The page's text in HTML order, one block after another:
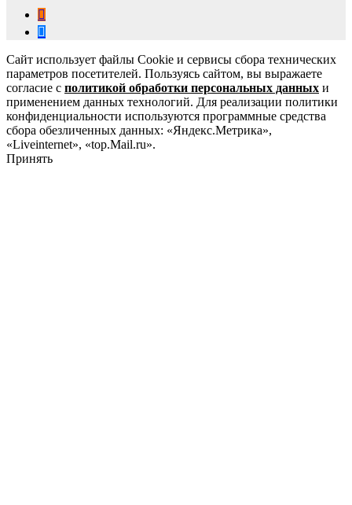
Сайт использует файлы Cookie и сервисы сбора технических
параметров посетителей. Пользуясь сайтом, вы выражаете
согласие с политикой обработки персональных данных и
применением данных технологий. Для реализации политики
конфиденциальности используются программные средства
сбора обезличенных данных: «Яндекс.Метрика»,
«Liveinternet», «top.Mail.ru».
Принять